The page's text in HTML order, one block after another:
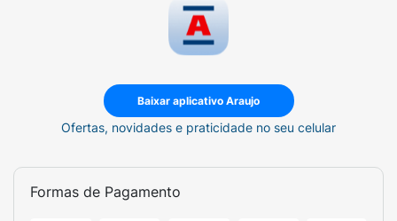
Baixar aplicativo Araujo
Ofertas, novidades e praticidade no seu celular
Formas de Pagamento